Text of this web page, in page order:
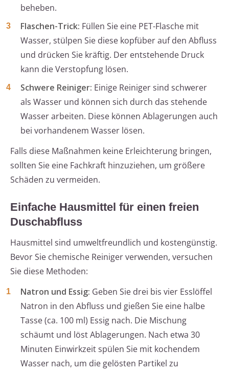
beheben.
Flaschen-Trick: Füllen Sie eine PET-Flasche mit
Wasser, stülpen Sie diese kopfüber auf den Abfluss
und drücken Sie kräftig. Der entstehende Druck
kann die Verstopfung lösen.
Schwere Reiniger: Einige Reiniger sind schwerer
als Wasser und können sich durch das stehende
Wasser arbeiten. Diese können Ablagerungen auch
bei vorhandenem Wasser lösen.
Falls diese Maßnahmen keine Erleichterung bringen,
sollten Sie eine Fachkraft hinzuziehen, um größere
Schäden zu vermeiden.
Einfache Hausmittel für einen freien
Duschabfluss
Hausmittel sind umweltfreundlich und kostengünstig.
Bevor Sie chemische Reiniger verwenden, versuchen
Sie diese Methoden:
Natron und Essig: Geben Sie drei bis vier Esslöffel
Natron in den Abfluss und gießen Sie eine halbe
Tasse (ca. 100 ml) Essig nach. Die Mischung
schäumt und löst Ablagerungen. Nach etwa 30
Minuten Einwirkzeit spülen Sie mit kochendem
Wasser nach, um die gelösten Partikel zu